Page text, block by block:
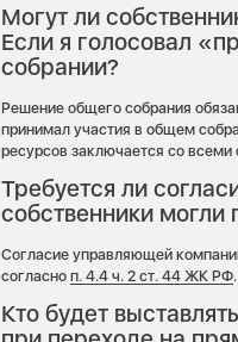
Могут ли
Если я голосовал
собрании?
Решение общего собрания
принимал участия в общем
ресурсов заключается со
Требуется ли
собственники
Согласие управляющей
согласноп. 4.4 ч. 2 ст. 44 ЖК РФ.
Кто будет